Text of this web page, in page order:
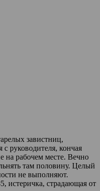
руководителя, кончая
на рабочем месте. Вечно
там половину. Целый
не выполняют.
истеричка, страдающая от